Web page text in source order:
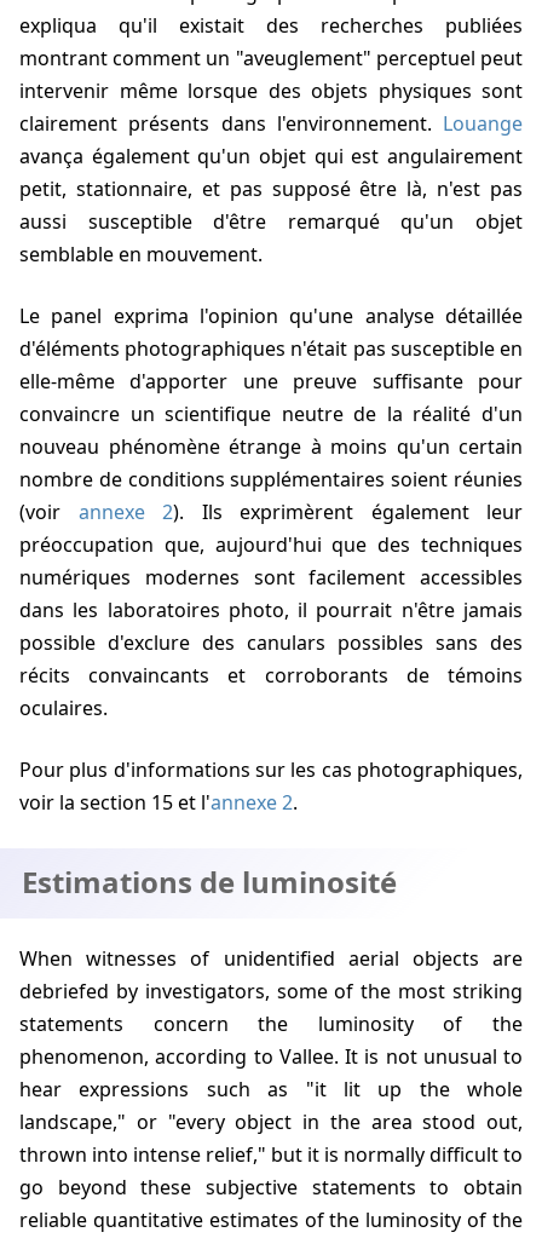
expliqua qu'il existait des recherches publiées
montrant comment un "aveuglement" perceptuel peut
intervenir même lorsque des objets physiques sont
clairement présents dans l'environnement. Louange
avança également qu'un objet qui est angulairement
petit, stationnaire, et pas supposé être là, n'est pas
aussi susceptible d'être remarqué qu'un objet
semblable en mouvement.
Le panel exprima l'opinion qu'une analyse détaillée
d'éléments photographiques n'était pas susceptible en
elle-même d'apporter une preuve suffisante pour
convaincre un scientifique neutre de la réalité d'un
nouveau phénomène étrange à moins qu'un certain
nombre de conditions supplémentaires soient réunies
(voir annexe 2). Ils exprimèrent également leur
préoccupation que, aujourd'hui que des techniques
numériques modernes sont facilement accessibles
dans les laboratoires photo, il pourrait n'être jamais
possible d'exclure des canulars possibles sans des
récits convaincants et corroborants de témoins
oculaires.
Pour plus d'informations sur les cas photographiques,
voir la section 15 et l'annexe 2.
Estimations de luminosité
When witnesses of unidentified aerial objects are
debriefed by investigators, some of the most striking
statements concern the luminosity of the
phenomenon, according to Vallee. It is not unusual to
hear expressions such as "it lit up the whole
landscape," or "every object in the area stood out,
thrown into intense relief," but it is normally difficult to
go beyond these subjective statements to obtain
reliable quantitative estimates of the luminosity of the